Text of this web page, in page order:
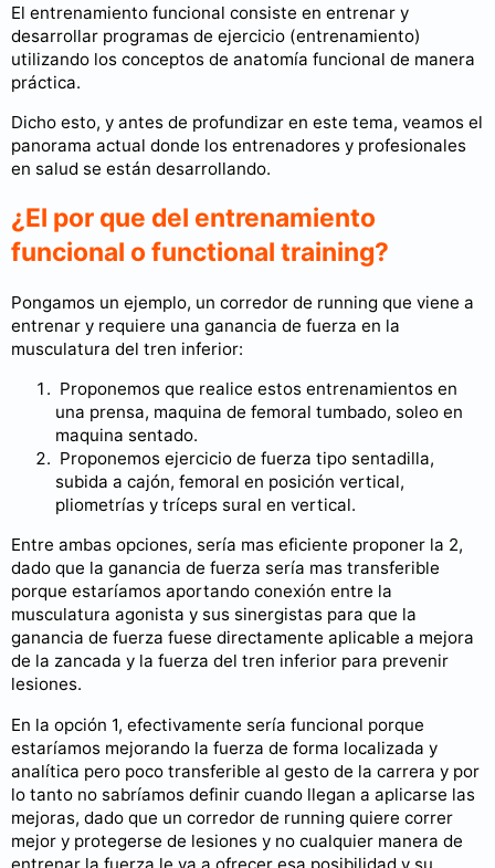
El entrenamiento funcional consiste en entrenar y
desarrollar programas de ejercicio (entrenamiento)
utilizando los conceptos de anatomía funcional de manera
práctica.
Dicho esto, y antes de profundizar en este tema, veamos el
panorama actual donde los entrenadores y profesionales
en salud se están desarrollando.
¿El por que del entrenamiento
funcional o functional training?
Pongamos un ejemplo, un corredor de running que viene a
entrenar y requiere una ganancia de fuerza en la
musculatura del tren inferior:
Proponemos que realice estos entrenamientos en
una prensa, maquina de femoral tumbado, soleo en
maquina sentado.
Proponemos ejercicio de fuerza tipo sentadilla,
subida a cajón, femoral en posición vertical,
pliometrías y tríceps sural en vertical.
Entre ambas opciones, sería mas eficiente proponer la 2,
dado que la ganancia de fuerza sería mas transferible
porque estaríamos aportando conexión entre la
musculatura agonista y sus sinergistas para que la
ganancia de fuerza fuese directamente aplicable a mejora
de la zancada y la fuerza del tren inferior para prevenir
lesiones.
En la opción 1, efectivamente sería funcional porque
estaríamos mejorando la fuerza de forma localizada y
analítica pero poco transferible al gesto de la carrera y por
lo tanto no sabríamos definir cuando llegan a aplicarse las
mejoras, dado que un corredor de running quiere correr
mejor y protegerse de lesiones y no cualquier manera de
entrenar la fuerza le va a ofrecer esa posibilidad y su